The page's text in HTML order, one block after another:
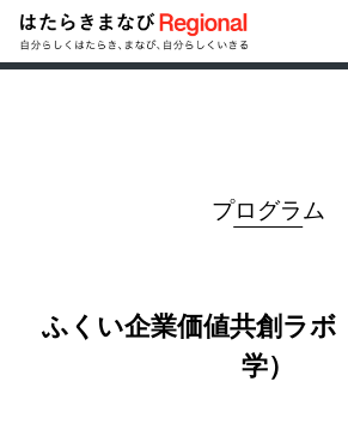
プログラム
ふくい企業価値共創ラボ
学）